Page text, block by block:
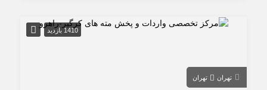
1410 بازدید
تهران تهران